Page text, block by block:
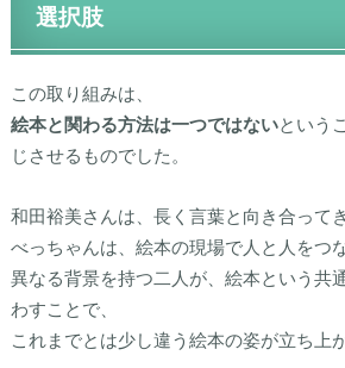
選択肢
この取り組みは、
絵本と関わる方法は一つではないという
じさせるものでした。
和田裕美さんは、長く言葉と向き合って
べっちゃんは、絵本の現場で人と人をつ
異なる背景を持つ二人が、絵本という共
わすことで、
これまでとは少し違う絵本の姿が立ち上